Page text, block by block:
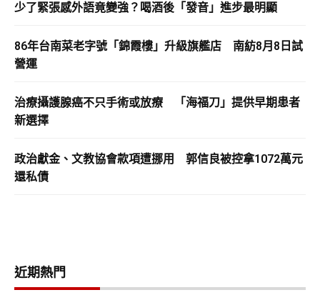
少了緊張感外語竟變強？喝酒後「發音」進步最明顯
86年台南菜老字號「錦霞樓」升級旗艦店 南紡8月8日試
營運
治療攝護腺癌不只手術或放療 「海福刀」提供早期患者
新選擇
政治獻金、文教協會款項遭挪用 郭信良被控拿1072萬元
還私債
近期熱門